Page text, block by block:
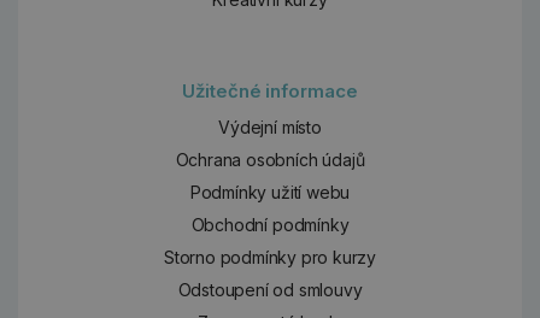
Užitečné informace
Výdejní místo
Ochrana osobních údajů
Podmínky užití webu
Obchodní podmínky
Storno podmínky pro kurzy
Odstoupení od smlouvy